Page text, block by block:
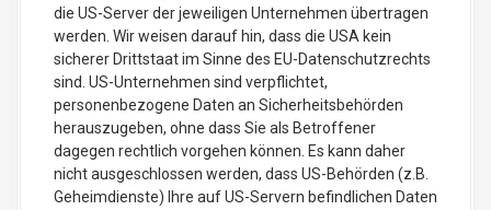
die US-Server der jeweiligen Unternehmen übertragen
werden. Wir weisen darauf hin, dass die USA kein
sicherer Drittstaat im Sinne des EU-Datenschutzrechts
sind. US-Unternehmen sind verpflichtet,
personenbezogene Daten an Sicherheitsbehörden
herauszugeben, ohne dass Sie als Betroffener
dagegen rechtlich vorgehen können. Es kann daher
nicht ausgeschlossen werden, dass US-Behörden (z.B.
Geheimdienste) Ihre auf US-Servern befindlichen Daten